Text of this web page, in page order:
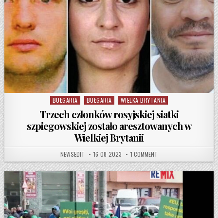
Posted in
BUŁGARIA BUŁGARIA WIELKA BRYTANIA
Trzech członków rosyjskiej siatki
szpiegowskiej zostało aresztowanych w
Wielkiej Brytanii
AUTHOR:
NEWSEDIT PUBLISHED DATE:
16-08-2023 1 COMMENT ON TRZECH CZŁONKÓW